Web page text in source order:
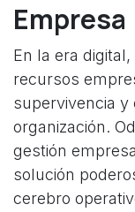
Empresa
En la era
recursos
supervivencia y
organización.
gestión
solución
cerebro